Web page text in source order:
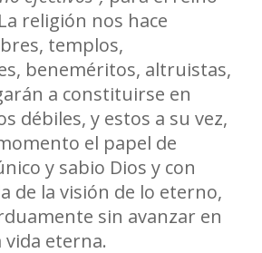
religión nos hace
templos,
beneméritos, altruistas,
a constituirse en
débiles, y estos a su vez,
el papel de
y sabio Dios y con
de la visión de lo eterno,
sin avanzar en
vida eterna.